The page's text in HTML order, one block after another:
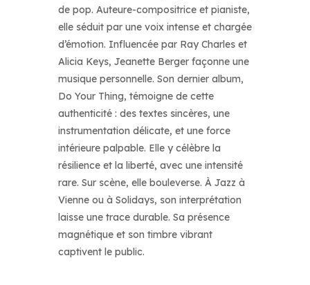
de pop. Auteure-compositrice et pianiste,
elle séduit par une voix intense et chargée
d’émotion. Influencée par Ray Charles et
Alicia Keys, Jeanette Berger façonne une
musique personnelle. Son dernier album,
Do Your Thing, témoigne de cette
authenticité : des textes sincères, une
instrumentation délicate, et une force
intérieure palpable. Elle y célèbre la
résilience et la liberté, avec une intensité
rare. Sur scène, elle bouleverse. À Jazz à
Vienne ou à Solidays, son interprétation
laisse une trace durable. Sa présence
magnétique et son timbre vibrant
captivent le public.